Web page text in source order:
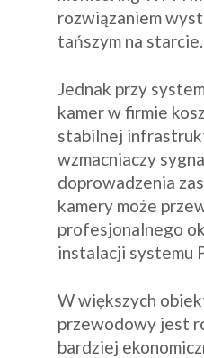
rozwiązaniem
tańszym na starcie.
Jednak przy
kamer w firmie
stabilnej
wzmacniaczy
doprowadzenia
kamery może
profesjonalnego
instalacji systemu
W większych
przewodowy jest
bardziej